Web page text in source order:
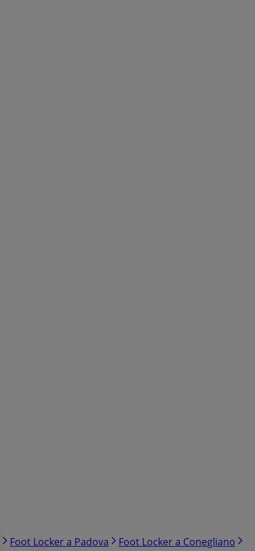
Foot Locker a Padova
Foot Locker a Conegliano